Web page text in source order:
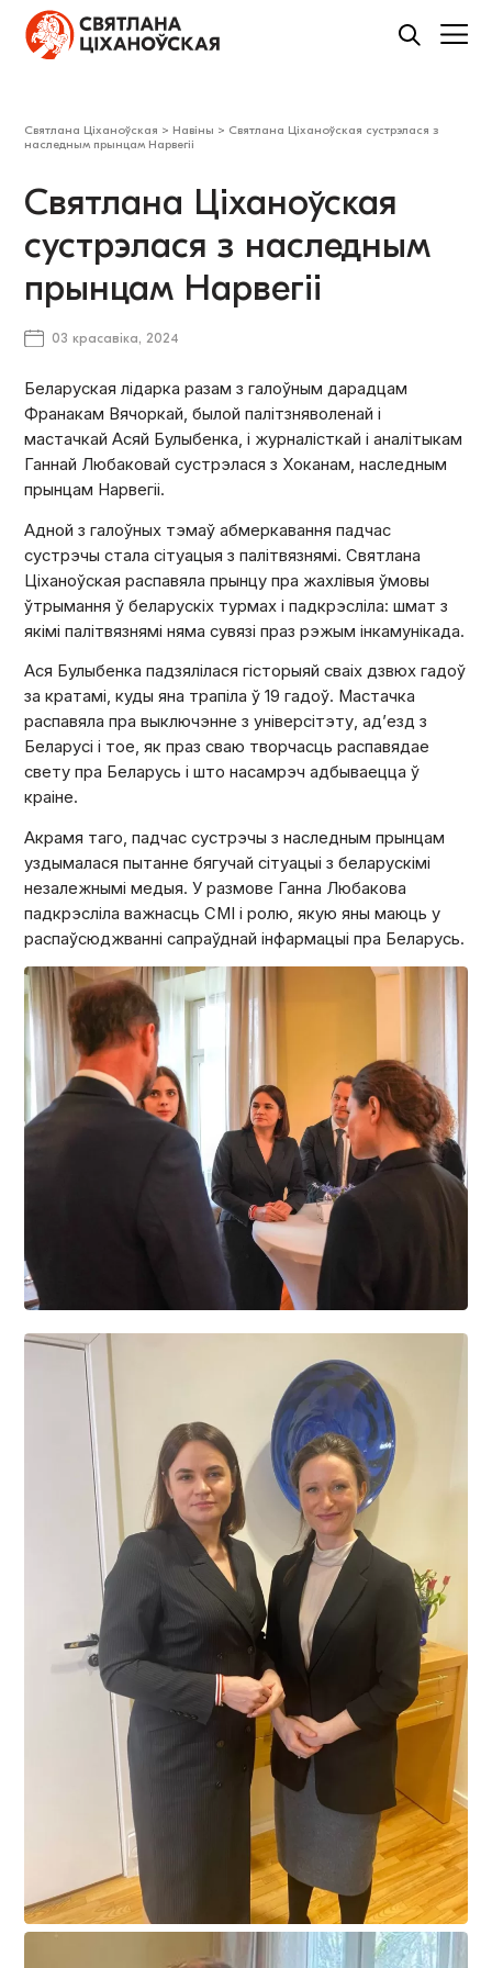
Святлана Ціханоўская > Навіны > Святлана Ціханоўская сустрэлася з
наследным прынцам Нарвегіі
Святлана Ціханоўская
сустрэлася з наследным
прынцам Нарвегіі
03 красавіка, 2024
Беларуская лідарка разам з галоўным дарадцам
Франакам Вячоркай, былой палітзняволенай і
мастачкай Асяй Булыбенка, і журналісткай і аналітыкам
Ганнай Любаковай сустрэлася з Хоканам, наследным
прынцам Нарвегіі.
Адной з галоўных тэмаў абмеркавання падчас
сустрэчы стала сітуацыя з палітвязнямі. Святлана
Ціханоўская распавяла прынцу пра жахлівыя ўмовы
ўтрымання ў беларускіх турмах і падкрэсліла: шмат з
якімі палітвязнямі няма сувязі праз рэжым інкамунікада.
Ася Булыбенка падзялілася гісторыяй сваіх дзвюх гадоў
за кратамі, куды яна трапіла ў 19 гадоў. Мастачка
распавяла пра выключэнне з універсітэту, ад’езд з
Беларусі і тое, як праз сваю творчасць распавядае
свету пра Беларусь і што насамрэч адбываецца ў
краіне.
Акрамя таго, падчас сустрэчы з наследным прынцам
уздымалася пытанне бягучай сітуацыі з беларускімі
незалежнымі медыя. У размове Ганна Любакова
падкрэсліла важнасць СМІ і ролю, якую яны маюць у
распаўсюджванні сапраўднай інфармацыі пра Беларусь.